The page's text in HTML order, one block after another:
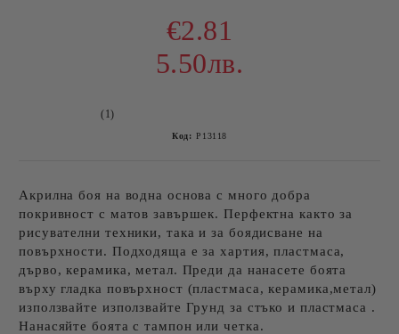
€2.81
5.50лв.
(1)
Код: P13118
Акрилна боя на водна основа с много добра
покривност с матов завършек. Перфектна както за
рисувателни техники, така и за боядисване на
повърхности. Подходяща е за хартия, пластмаса,
дърво, керамика, метал. Преди да нанасете боята
върху гладка повърхност (пластмаса, керамика,метал)
използвайте използвайте Грунд за стъко и пластмаса .
Нанасяйте боята с тампон или четка.